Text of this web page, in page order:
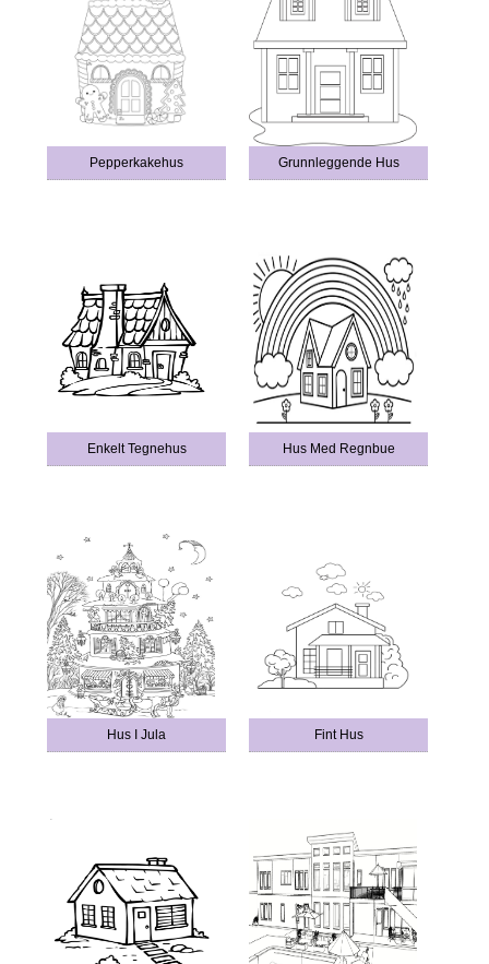
Pepperkakehus Grunnleggende Hus
Enkelt Tegnehus Hus Med Regnbue
Hus I Jula Fint Hus